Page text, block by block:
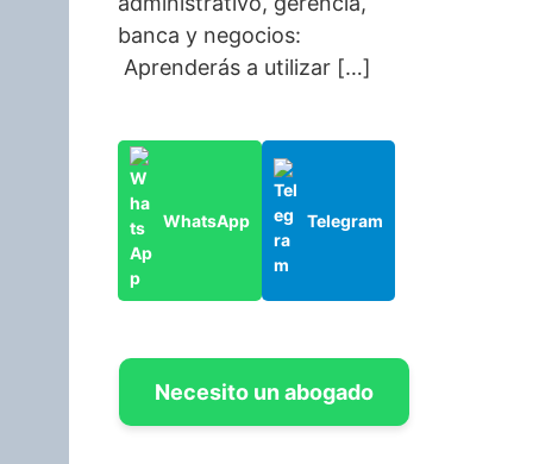
banca y negocios:
Aprenderás a utilizar […]
WhatsApp Telegram
Necesito un abogado